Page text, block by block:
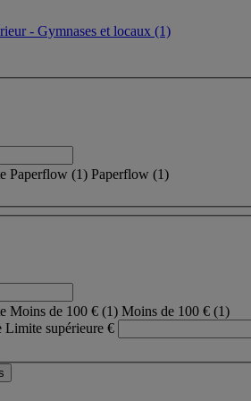
- Gymnases et locaux (1)
Paperflow (1) Paperflow (1)
Moins de 100 € (1) Moins de 100 € (1)
Limite supérieure €